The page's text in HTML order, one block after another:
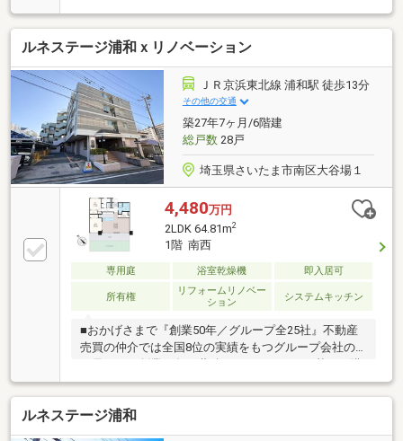
ー」 ⇒専用庭に面したコンサバトリーは、デスクワ
ークや家事室等 多用な使い方が可能です。●充実
の住設備 ラクモアキッチン、ディスポーザー、床暖
房(LD部分)等●安心の構造 二重床二重天井、アウト
フレーム工法、耐震構造●コンシェルジュカウンタ
ー キッズルームやゲストルーム、パーティルーム等
の共用施設
ルネステージ浦和ｘリノベーション
ＪＲ京浜東北線 浦和駅 徒歩13分
その他の交通
築27年7ヶ月/6階建
総戸数28戸
埼玉県さいたま市南区大谷場１
4,480万円
2LDK 64.81m2
1階 南西
専用庭 浴室乾燥機 即入居可
所有権
リフォームリノベー
ション
システムキッチン
■おかげさまで『創業50年／グループ全25社』不動産
売買の仲介では全国8位の実績をもつグループ会社の
入・ご売却・お買替え全てをサポート致します■東宝
ハウスNEXTアフターサポート専門のグループ会社。
ライフパートナー（FP資格）が住まいの問題点や暮ら
しの不安を解消します■東宝ハウスフィナンシャル不
ルネステージ浦和